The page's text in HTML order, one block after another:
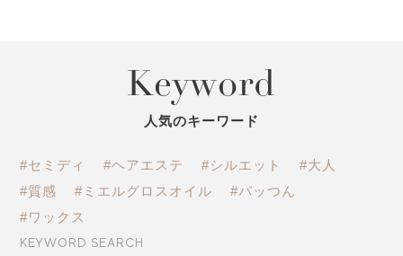
Keyword
人気のキーワード
#セミディ #ヘアエステ #シルエット
#大人
#質感
#ミエルグロスオイル
#パッつん
#ワックス
KEYWORD SEARCH